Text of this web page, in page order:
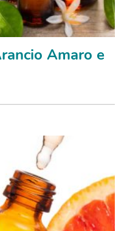
Amaro e